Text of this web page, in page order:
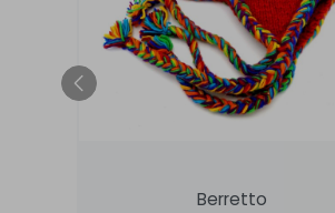
Berretto